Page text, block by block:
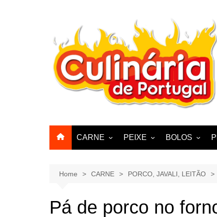
CARNE
FRANGO, PERÚ, PATO
PEIXE
POLVO, LULAS, CHOCO
BOLOS
BISCOITOS
PASTEIS,
CUPCAKES
Home CARNE PORCO, JAVALI, LEITÃO
Pá de porco no